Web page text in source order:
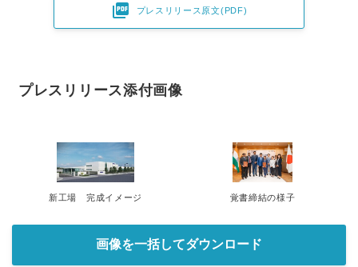
 プレスリリース原文(PDF)
プレスリリース添付画像
新工場 完成イメージ 覚書締結の様子
画像を一括してダウンロード